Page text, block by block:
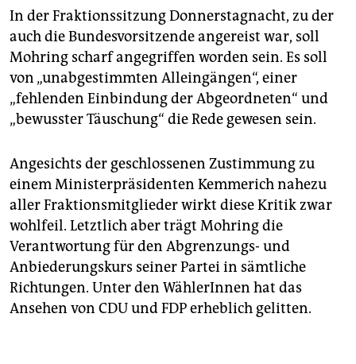
In der Fraktionssitzung Donnerstagnacht, zu der
auch die Bundesvorsitzende angereist war, soll
Mohring scharf angegriffen worden sein. Es soll
von „unabgestimmten Alleingängen“, einer
„fehlenden Einbindung der Abgeordneten“ und
„bewusster Täuschung“ die Rede gewesen sein.
Angesichts der geschlossenen Zustimmung zu
einem Ministerpräsidenten Kemmerich nahezu
aller Frak­tionsmitglieder wirkt diese Kritik zwar
wohlfeil. Letztlich aber trägt Mohring die
Verantwortung für den Abgrenzungs- und
Anbiederungskurs seiner Partei in sämtliche
Richtungen. Unter den WählerInnen hat das
Ansehen von CDU und FDP erheblich gelitten.